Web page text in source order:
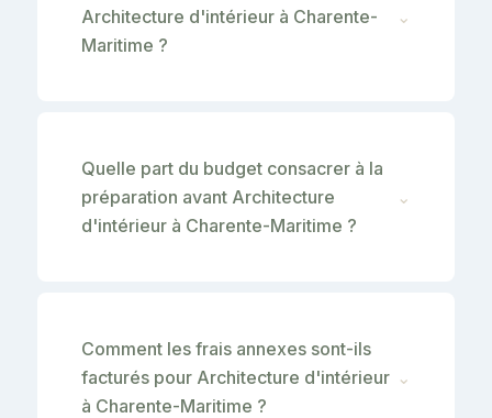
Architecture d'intérieur à Charente-
Maritime ?
⌄
Quelle part du budget consacrer à la
préparation avant Architecture
d'intérieur à Charente-Maritime ?
⌄
Comment les frais annexes sont-ils
facturés pour Architecture d'intérieur
à Charente-Maritime ?
⌄